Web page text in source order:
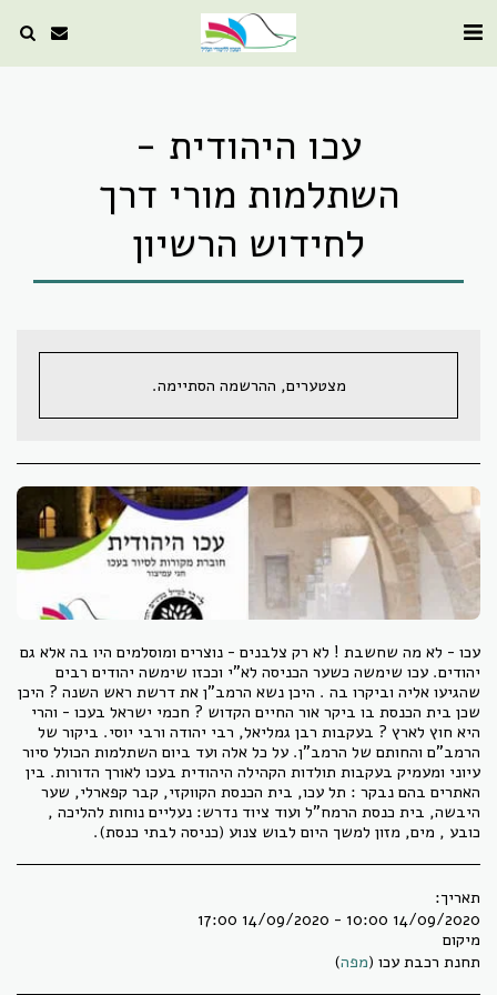
עכו היהודית -
השתלמות מורי דרך
לחידוש הרשיון
מצטערים, ההרשמה הסתיימה.
עכו - לא מה שחשבת ! לא רק צלבנים - נוצרים ומוסלמים היו בה אלא גם
יהודים. עכו שימשה כשער הכניסה לא"י וככזו שימשה יהודים רבים
שהגיעו אליה וביקרו בה . היכן נשא הרמב"ן את דרשת ראש השנה ? היכן
שכן בית הכנסת בו ביקר אור החיים הקדוש ? חכמי ישראל בעכו - והרי
היא חוץ לארץ ? בעקבות רבן גמליאל, רבי יהודה ורבי יוסי. ביקור של
הרמב"ם והחותם של הרמב"ן. על כל אלה ועד ביום השתלמות הכולל סיור
עיוני ומעמיק בעקבות תולדות הקהילה היהודית בעכו לאורך הדורות. בין
האתרים בהם נבקר : תל עכו, בית הכנסת הקווקזי, קבר קפארלי, שער
היבשה, בית כנסת הרמח"ל ועוד ציוד נדרש: נעליים נוחות להליכה ,
כובע , מים, מזון למשך היום לבוש צנוע (כניסה לבתי כנסת).
תאריך:
14/09/2020 10:00 - 14/09/2020 17:00
מיקום
תחנת רכבת עכו (מפה)